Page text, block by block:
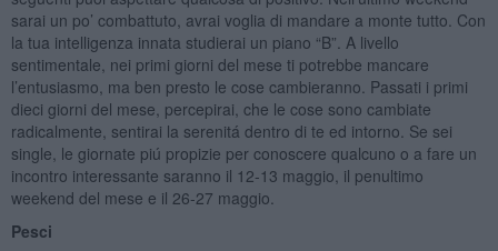
sarai un po’ combattuto, avrai voglia di mandare a monte tutto. Con
la tua intelligenza innata studierai un piano “B”. A livello
sentimentale, nei primi giorni del mese ti potrebbe mancare
l’entusiasmo, ma ben presto le cose cambieranno. Passati i primi
dieci giorni del mese, percepirai, che le cose sono cambiate
radicalmente, sentirai la serenitá dentro di te ed intorno. Se sei
single, le giornate piú propizie per conoscere qualcuno o a fare un
incontro interessante saranno il 12-13 maggio, il penultimo
weekend del mese e il 26-27 maggio.
Pesci